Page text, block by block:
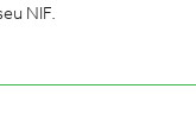
NIF.